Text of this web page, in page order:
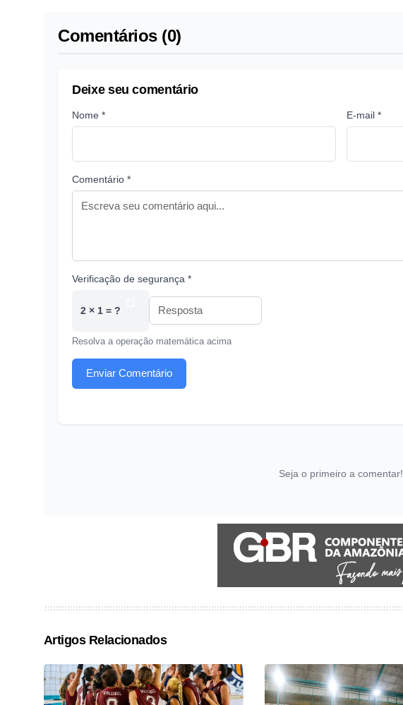
Comentários (0)
Deixe seu comentário
Nome * E-mail *
Comentário *
Verificação de segurança *
2 × 1 = ?
Resolva a operação matemática acima
Enviar Comentário
Seja o primeiro a comentar!
Artigos Relacionados